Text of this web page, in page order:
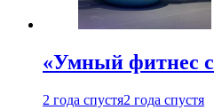
«Умный фитнес
2 года спустя2 года спустя